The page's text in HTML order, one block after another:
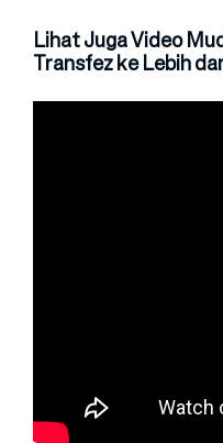
Lihat Juga Video
Transfez ke Lebih